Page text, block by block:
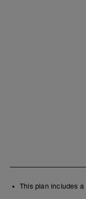
This plan includes a